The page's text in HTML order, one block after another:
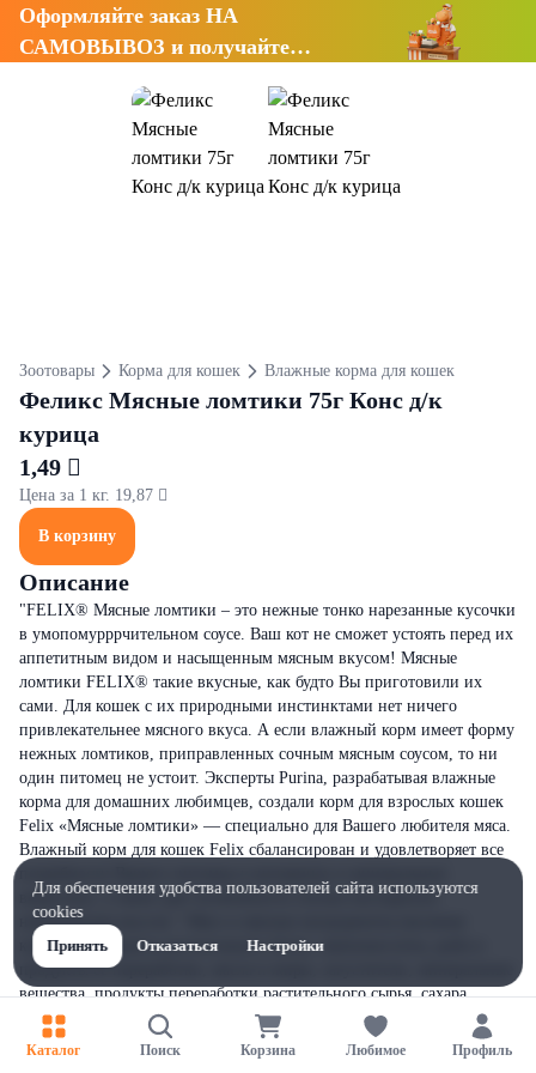
Оформляйте заказ НА
САМОВЫВОЗ и получайте
Зоотовары Корма для кошек Влажные корма для кошек
Феликс Мясные ломтики 75г Конс д/к
курица
1,49 
Цена за 1 кг. 19,87 
В корзину
Описание
"FELIX® Мясные ломтики – это нежные тонко нарезанные кусочки
в умопомурррчительном соусе. Ваш кот не сможет устоять перед их
аппетитным видом и насыщенным мясным вкусом! Мясные
ломтики FELIX® такие вкусные, как будто Вы приготовили их
сами. Для кошек с их природными инстинктами нет ничего
привлекательнее мясного вкуса. А если влажный корм имеет форму
нежных ломтиков, приправленных сочным мясным соусом, то ни
один питомец не устоит. Эксперты Purina, разрабатывая влажные
корма для домашних любимцев, создали корм для взрослых кошек
Felix «Мясные ломтики» — специально для Вашего любителя мяса.
Влажный корм для кошек Felix сбалансирован и удовлетворяет все
веществах, а также дает возможность сполна насладиться
невероятным вкусом." Мясо и мясные ингредиенты (включая
курицу), экстракты растительного белка, аминокислоты, рыба и
продукты ее переработки, масла и жиры, загустители, минеральные
вещества, продукты переработки растительного сырья, сахара,
витамины.
Каталог Поиск Корзина Любимое Профиль
Для обеспечения удобства пользователей сайта используются
cookies
Принять
Отказаться Настройки